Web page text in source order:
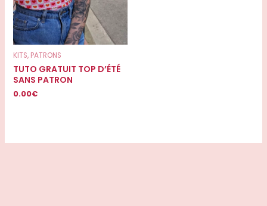
KITS, PATRONS
TUTO GRATUIT TOP D’ÉTÉ
SANS PATRON
0.00€